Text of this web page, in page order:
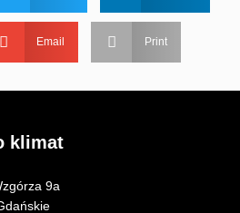
Email Print
klimat
9a